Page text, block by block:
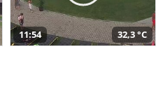
11:54 32,3 °C